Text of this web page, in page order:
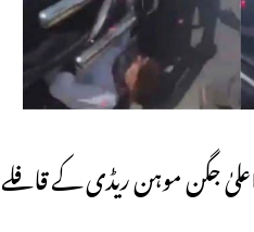
جگن موہن ریڈی کے قافلے